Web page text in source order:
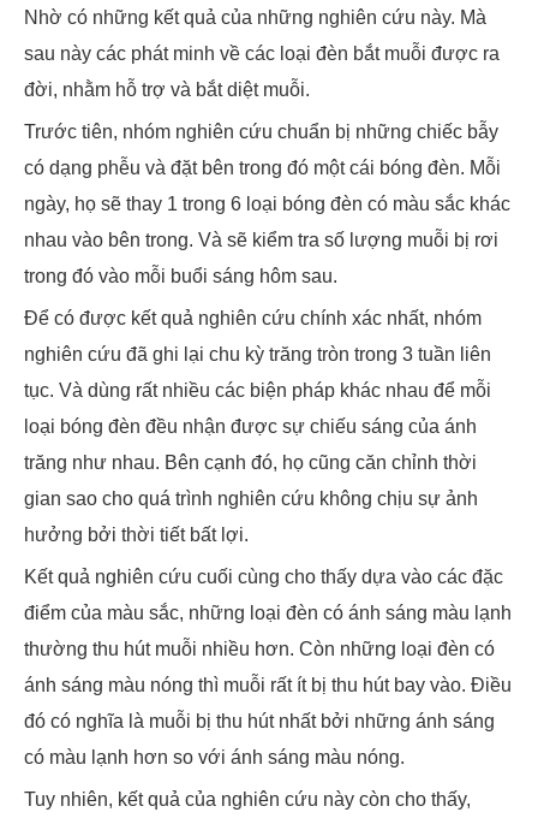
Nhờ có những kết quả của những nghiên cứu này. Mà
sau này các phát minh về các loại đèn bắt muỗi được ra
đời, nhằm hỗ trợ và bắt diệt muỗi.
Trước tiên, nhóm nghiên cứu chuẩn bị những chiếc bẫy
có dạng phễu và đặt bên trong đó một cái bóng đèn. Mỗi
ngày, họ sẽ thay 1 trong 6 loại bóng đèn có màu sắc khác
nhau vào bên trong. Và sẽ kiểm tra số lượng muỗi bị rơi
trong đó vào mỗi buổi sáng hôm sau.
Để có được kết quả nghiên cứu chính xác nhất, nhóm
nghiên cứu đã ghi lại chu kỳ trăng tròn trong 3 tuần liên
tục. Và dùng rất nhiều các biện pháp khác nhau để mỗi
loại bóng đèn đều nhận được sự chiếu sáng của ánh
trăng như nhau. Bên cạnh đó, họ cũng căn chỉnh thời
gian sao cho quá trình nghiên cứu không chịu sự ảnh
hưởng bởi thời tiết bất lợi.
Kết quả nghiên cứu cuối cùng cho thấy dựa vào các đặc
điểm của màu sắc, những loại đèn có ánh sáng màu lạnh
thường thu hút muỗi nhiều hơn. Còn những loại đèn có
ánh sáng màu nóng thì muỗi rất ít bị thu hút bay vào. Điều
đó có nghĩa là muỗi bị thu hút nhất bởi những ánh sáng
có màu lạnh hơn so với ánh sáng màu nóng.
Tuy nhiên, kết quả của nghiên cứu này còn cho thấy,